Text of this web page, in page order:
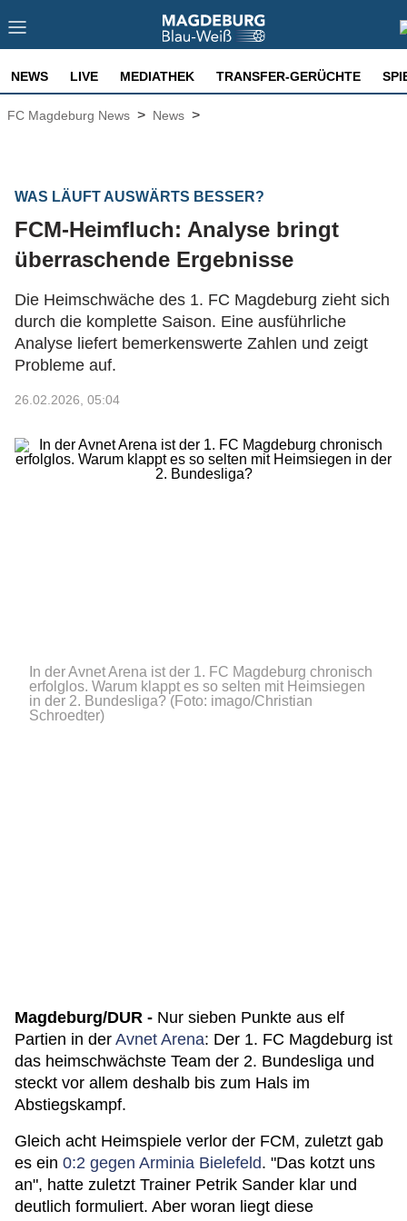
NEWS LIVE MEDIATHEK TRANSFER-GERÜCHTE
FC Magdeburg News > News >
WAS LÄUFT AUSWÄRTS BESSER?
FCM-Heimfluch: Analyse bringt
überraschende Ergebnisse
Die Heimschwäche des 1. FC Magdeburg zieht sich
durch die komplette Saison. Eine ausführliche
Analyse liefert bemerkenswerte Zahlen und zeigt
Probleme auf.
26.02.2026, 05:04
In der Avnet Arena ist der 1. FC Magdeburg chronisch
erfolglos. Warum klappt es so selten mit Heimsiegen
in der 2. Bundesliga? (Foto: imago/Christian
Schroedter)
Magdeburg/DUR - Nur sieben Punkte aus elf
Partien in der Avnet Arena: Der 1. FC Magdeburg ist
das heimschwächste Team der 2. Bundesliga und
steckt vor allem deshalb bis zum Hals im
Abstiegskampf.
Gleich acht Heimspiele verlor der FCM, zuletzt gab
es ein 0:2 gegen Arminia Bielefeld. "Das kotzt uns
an", hatte zuletzt Trainer Petrik Sander klar und
deutlich formuliert. Aber woran liegt diese